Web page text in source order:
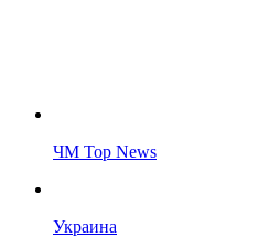
ЧМ Top News
Украина